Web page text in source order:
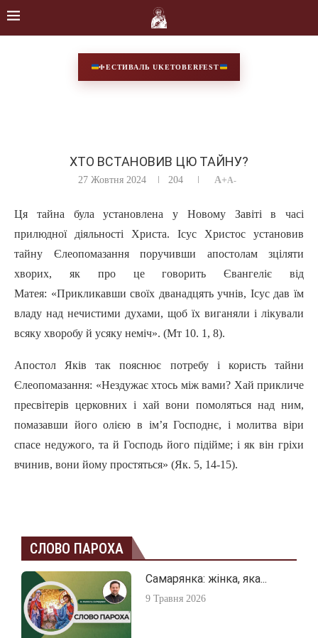
ФЕСТИВАЛЬ UKETOBERFEST
ХТО ВСТАНОВИВ ЦЮ ТАЙНУ?
27 Жовтня 2024 204 A+A-
Ця тайна була установлена у Новому Завіті в часі
прилюдної діяльності Христа. Ісус Христос установив
тайну Єлеопомазання поручивши апостолам зціляти
хворих, як про це говорить Євангеліє від
Матея: «Прикликавши своїх дванадцять учнів, Ісус дав їм
владу над нечистими духами, щоб їх виганяли і лікували
всяку хворобу й усяку неміч». (Мт 10. 1, 8).
Апостол Яків так пояснює потребу і користь тайни
Єлеопомазання: «Нездужає хтось між вами? Хай прикличе
пресвітерів церковних і хай вони помоляться над ним,
помазавши його олією в ім’я Господнє, і молитва віри
спасе недужого, та й Господь його підійме; і як він гріхи
вчинив, вони йому простяться» (Як. 5, 14-15).
СЛОВО ПАРОХА
Самарянка: жінка, яка...
9 Травня 2026